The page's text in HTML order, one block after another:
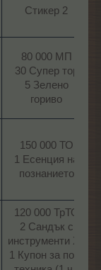
Стикер 2
80 000 МП
30 Супер тор
5 Зелено
гориво​
150 000 ТО
1 Есенция на
познанието​
120 000 ТрТО
2 Сандък с
инструменти XL
1 Купон за пом.